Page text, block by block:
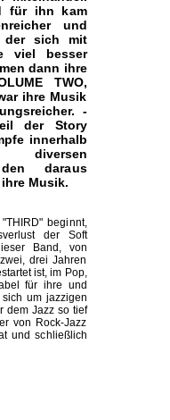
für ihn kam
und
der sich mit
viel besser
dann ihre
TWO,
ihre Musik
-
der Story
innerhalb
daraus
Musik.
beginnt,
der Soft
Band, von
drei Jahren
ist, im Pop,
für ihre und
um jazzigen
dem Jazz so tief
von Rock-Jazz
und schließlich